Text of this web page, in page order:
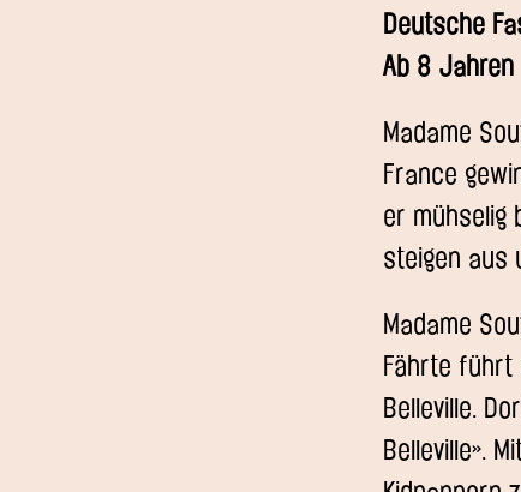
Deutsche
Ab 8 Jahren
Madame
France
er mühselig
steigen aus
Madame
Fährte führt
Belleville.
Belleville».